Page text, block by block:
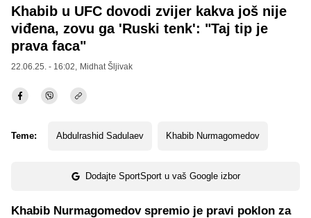
Khabib u UFC dovodi zvijer kakva još nije
viđena, zovu ga 'Ruski tenk': "Taj tip je
prava faca"
22.06.25. - 16:02, Midhat Šljivak
Teme: Abdulrashid Sadulaev Khabib Nurmagomedov
Dodajte SportSport u vaš Google izbor
Khabib Nurmagomedov spremio je pravi poklon za